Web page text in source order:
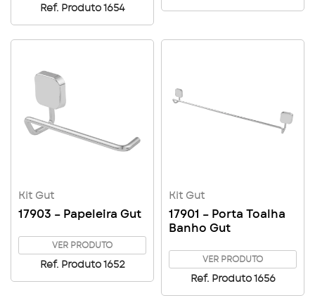
Ref. Produto 1654
Kit Gut
17903 – Papeleira Gut
VER PRODUTO
Ref. Produto 1652
Kit Gut
17901 – Porta Toalha
Banho Gut
VER PRODUTO
Ref. Produto 1656